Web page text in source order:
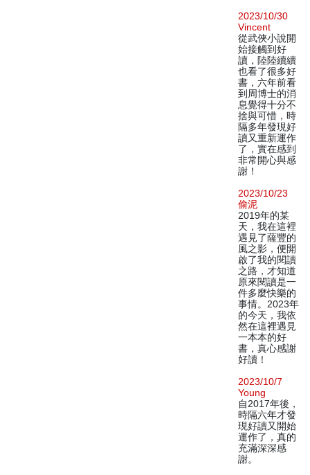
2023/10/30
Vincent
從武俠小說開
始接觸到好
讀，陸陸續續
也看了很多好
書，六年前看
到周博士的消
息覺得十分不
捨與可惜，時
隔多年發現好
讀又重新運作
了，實在感到
非常開心與感
謝！
2023/10/23
偷泥
2019年的某
天，我在這裡
遇見了薩豐的
風之影，便開
啟了我的閱讀
之路，才知道
原來閱讀是一
件多麼快樂的
事情。2023年
的今天，我依
然在這裡遇見
一本本的好
書，真心感謝
好讀！
2023/10/7
Young
自2017年後，
時隔六年才發
現好讀又開始
運作了，真的
充滿深深感
謝。